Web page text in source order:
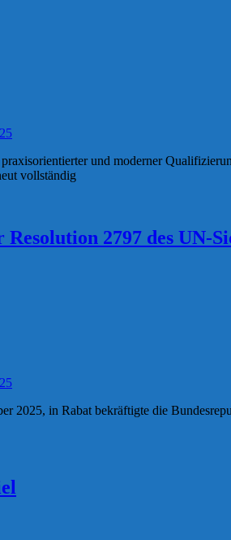
und moderner
vollständig
2797 des UN-
2025, in Rabat bekräftigte die